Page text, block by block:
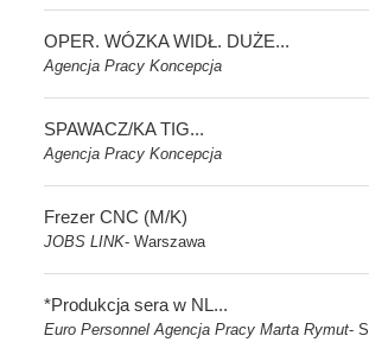
OPER. WÓZKA WIDŁ. DUŻE...
Agencja Pracy Koncepcja
SPAWACZ/KA TIG...
Agencja Pracy Koncepcja
Frezer CNC (M/K)
JOBS LINK-Warszawa
*Produkcja sera w NL...
Euro Personnel Agencja Pracy Marta Rymut-